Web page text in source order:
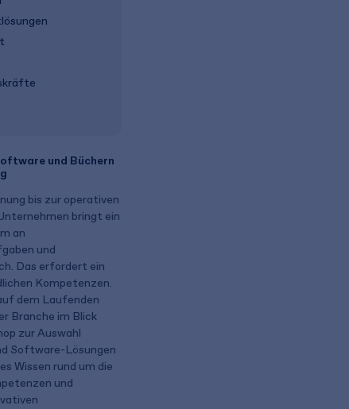
und Büchern
bis zur operativen
bringt ein
an
und
Das erfordert ein
Kompetenzen.
dem Laufenden
Branche im Blick
zur Auswahl
Software-Lösungen
Wissen rund um die
und